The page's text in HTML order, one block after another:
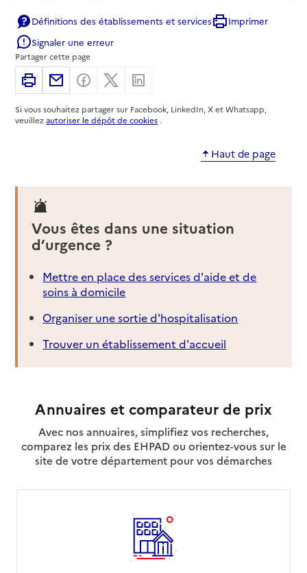
Service de soins infirmiers à domicile
SSIAD - Centre hospitalier d'Excideuil
Adresse
Place du docteur Achille Moulinier
24160-Excideuil
05 53 62 25 00
Contact
Service de soins infirmiers à domicile
SSIAD - Centre hospitalier de Belvès
Adresse
Place Maurice Biraben
24170-Pays de Belvès
Contact
Rapport HAS
Voir la fiche
Service de soins infirmiers à domicile
SSIAD - Centre hospitalier de Domme
Adresse
Rue de l'Hôpital
Définitions des établissements et services
Imprimer
Signaler une erreur
Partager cette page
ImprimerPartager par email
Partager sur Facebook
Partager sur X
Si vous souhaitez partager sur Facebook, LinkedIn, X et Whatsapp,
veuillezautoriser le dépôt de cookies .
Haut de page
Vous êtes dans une situation
d’urgence ?
Mettre en place des services d'aide et de
soins à domicile
Organiser une sortie d'hospitalisation
Trouver un établissement d'accueil
Annuaires et comparateur de prix
Avec nos annuaires, simplifiez vos recherches,
comparez les prix des EHPAD ou orientez-vous sur le
site de votre département pour vos démarches